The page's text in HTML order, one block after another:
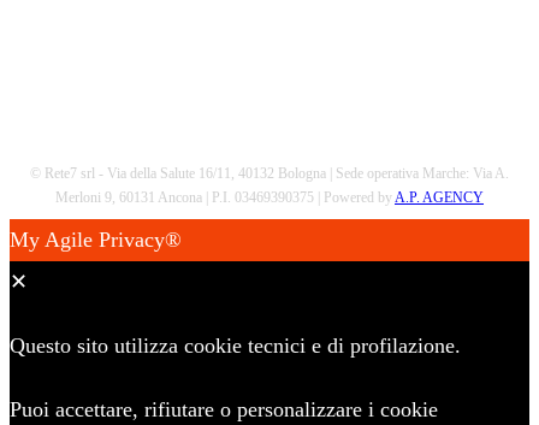
© Rete7 srl - Via della Salute 16/11, 40132 Bologna | Sede operativa Marche: Via A.
Merloni 9, 60131 Ancona | P.I. 03469390375 | Powered by A.P. AGENCY
My Agile Privacy®
✕
Questo sito utilizza cookie tecnici e di profilazione.
Puoi accettare, rifiutare o personalizzare i cookie